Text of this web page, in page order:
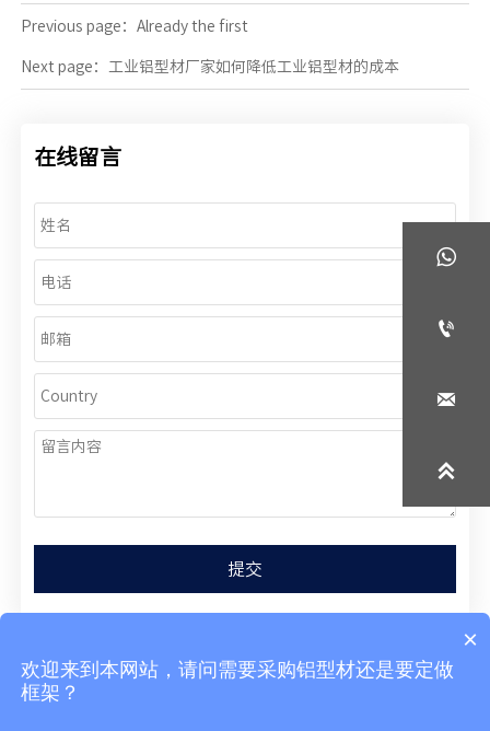
Previous page：Already the first
Next page： 工业铝型材厂家如何降低工业铝型材的成本
在线留言
提交




×
欢迎来到本网站，请问需要采购铝型材还是要定做
框架？